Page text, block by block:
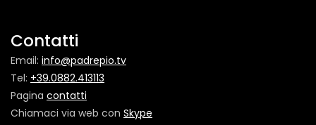
Contatti
Email: info@padrepio.tv
Tel: +39.0882.413113
Pagina contatti
Chiamaci via web con Skype